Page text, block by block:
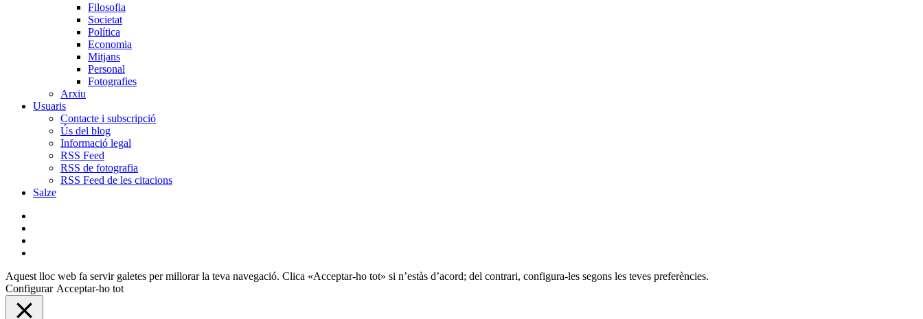
Filosofia
Societat
Política
Economia
Mitjans
Personal
Fotografies
Arxiu
Usuaris
Contacte i subscripció
Ús del blog
Informació legal
RSS Feed
RSS de fotografia
RSS Feed de les citacions
Salze
Aquest lloc web fa servir galetes per millorar la teva navegació. Clica «Acceptar-ho tot» si n’estàs d’acord; del contrari, configura-les segons les teves preferències.
Configurar Acceptar-ho tot